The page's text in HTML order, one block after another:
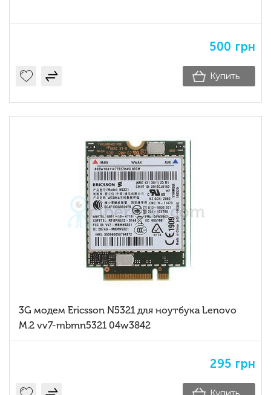
500 грн
Купить
3G модем Ericsson N5321 для ноутбука Lenovo
M.2 vv7-mbmn5321 04w3842
295 грн